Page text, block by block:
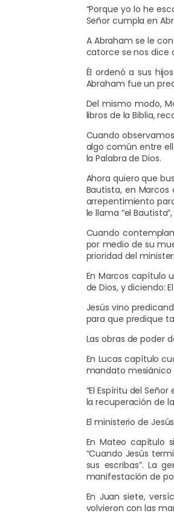
“Porque yo lo he
Señor cumpla en
A Abraham se le
catorce se nos dice
Él ordenó a sus
Abraham fue un
Del mismo modo,
libros de la Biblia,
Cuando
algo común entre
la Palabra de Dios.
Ahora quiero que
Bautista, en
arrepentimiento
le llama “el
Cuando
por medio de su
prioridad del
En Marcos capítulo
de Dios, y diciendo:
Jesús vino
para que predique
Las obras de poder
En Lucas capítulo
mandato mesiánico
“El Espíritu del
la recuperación de
El ministerio de
En Mateo capítulo
“Cuando Jesús
sus escribas”. La
manifestación de
En Juan siete,
volvieron con las